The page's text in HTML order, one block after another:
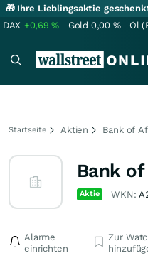
🎁 Ihre Lieblingsaktie
DAX +0,69% Gold 0,00 % Öl
Startseite Aktien Bank of
Bank
Aktie WKN:
Alarme
einrichten
Zur